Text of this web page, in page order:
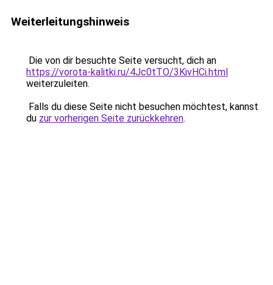
Weiterleitungshinweis
Die von dir besuchte Seite versucht, dich an
https://vorota-kalitki.ru/4Jc0tTO/3KivHCi.html
weiterzuleiten.
Falls du diese Seite nicht besuchen möchtest, kannst
du zur vorherigen Seite zurückkehren.